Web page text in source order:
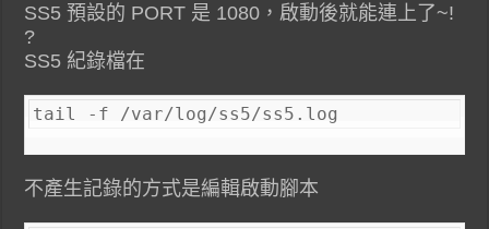
SS5 預設的 PORT 是 1080，啟動後就能連上了~!
?
SS5 紀錄檔在
tail -f /var/log/ss5/ss5.log
不產生記錄的方式是編輯啟動腳本